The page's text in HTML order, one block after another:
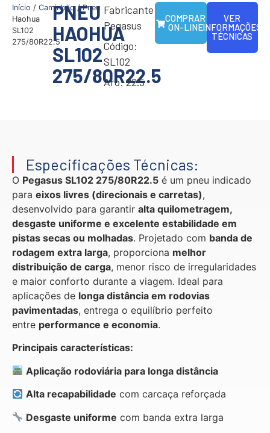
Início / Caminhão/ Pneu
Haohua
SL102
275/80R22.5
PNEU
HAOHUA
SL102
275/80R22.5
Fabricante:
Pegasus
Código:
SL102
Aro: 22.5
COMPRAR
ON-LINE
VER
INFORMAÇÕES
TÉCNICAS
Especificações Técnicas:
O Pegasus SL102 275/80R22.5 é um pneu indicado
para eixos livres (direcionais e carretas),
desenvolvido para garantir alta quilometragem,
desgaste uniforme e excelente estabilidade em
pistas secas ou molhadas. Projetado com banda de
rodagem extra larga, proporciona melhor
distribuição de carga, menor risco de irregularidades
e maior conforto durante a viagem. Ideal para
aplicações de longa distância em rodovias
pavimentadas, entrega o equilíbrio perfeito
entre performance e economia.
Principais características:
Aplicação rodoviária para longa distância
Alta recapabilidade com carcaça reforçada
Desgaste uniforme com banda extra larga